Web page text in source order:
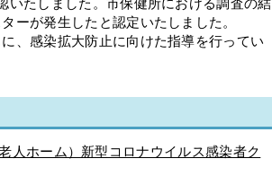
いたしました。市保健所における調査の結
ーが発生したと認定いたしました。
、感染拡大防止に向けた指導を行ってい
人ホーム）新型コロナウイルス感染者ク